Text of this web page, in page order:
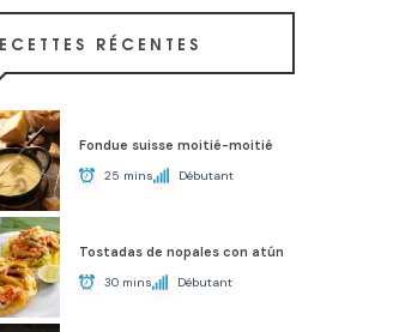
RÉCENTES
Fondue suisse moitié-moitié
25 mins Débutant
Tostadas de nopales con atún
30 mins Débutant